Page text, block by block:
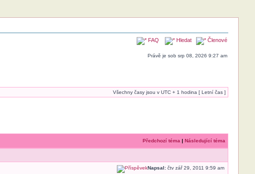
FAQ Hledat Členové
Právě je sob srp 08, 2026 9:27 am
Všechny časy jsou v UTC + 1 hodina [ Letní čas ]
Předchozí téma | Následující téma
Napsal:čtv zář 29, 2011 9:59 am